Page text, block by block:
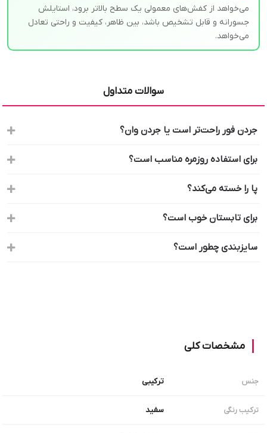
می‌خواهد از کفش‌های معمولی یک سطح بالاتر برود، استایلش
جسورانه و قابل تشخیص باشد، بین ظاهر، کیفیت و راحتی تعادل
می‌خواهد.
سوالات متداول
جردن فور راحت‌تر است یا جردن وان؟
برای استفاده روزمره مناسب است؟
پا را خسته می‌کند؟
برای تابستان خوب است؟
سایزبندی چطور است؟
مشخصات کلی
جنس ترکیبی
ترکیب رنگی سفید